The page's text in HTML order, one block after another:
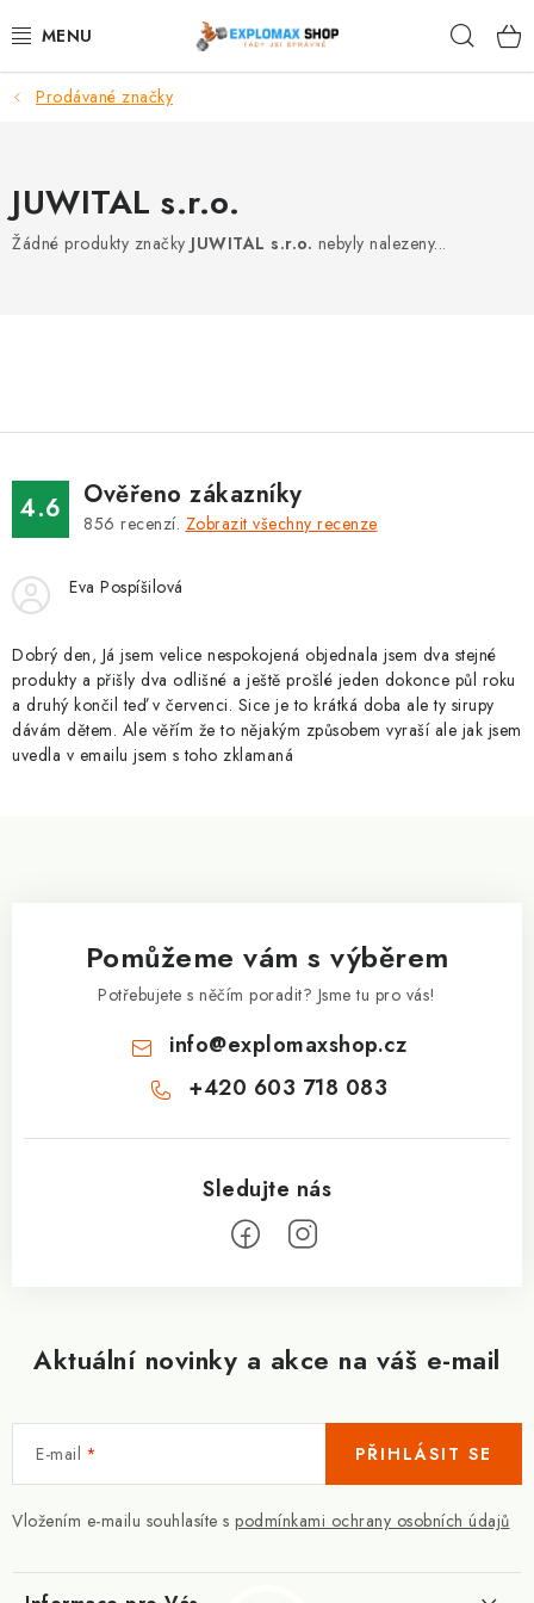
na
%AKCE
ZNAČKY
Kontakty Slovník pojmů
Podmínky ochrany osobních údajů
Doprava a platba
Slevový systém
Vše o nákupu
Prodávané značky
JUWITAL s.r.o.
Žádné produkty značky JUWITAL s.r.o. nebyly nalezeny...
4.6 Ověřeno zákazníky
856 recenzí. Zobrazit všechny recenze
Eva Pospíšilová
Dobrý den, Já jsem velice nespokojená objednala jsem dva stejné
produkty a přišly dva odlišné a ještě prošlé jeden dokonce půl roku
a druhý končil teď v červenci. Sice je to krátká doba ale ty sirupy
dávám dětem. Ale věřím že to nějakým způsobem vyraší ale jak jsem
uvedla v emailu jsem s toho zklamaná
Aktuální novinky a akce na váš e-mail
E-mail
Vložením e-mailu souhlasíte s podmínkami ochrany osobních údajů
PŘIHLÁSIT SE
Pomůžeme vám s výběrem
Potřebujete s něčím poradit? Jsme tu pro vás!
info@explomaxshop.cz
+420 603 718 083